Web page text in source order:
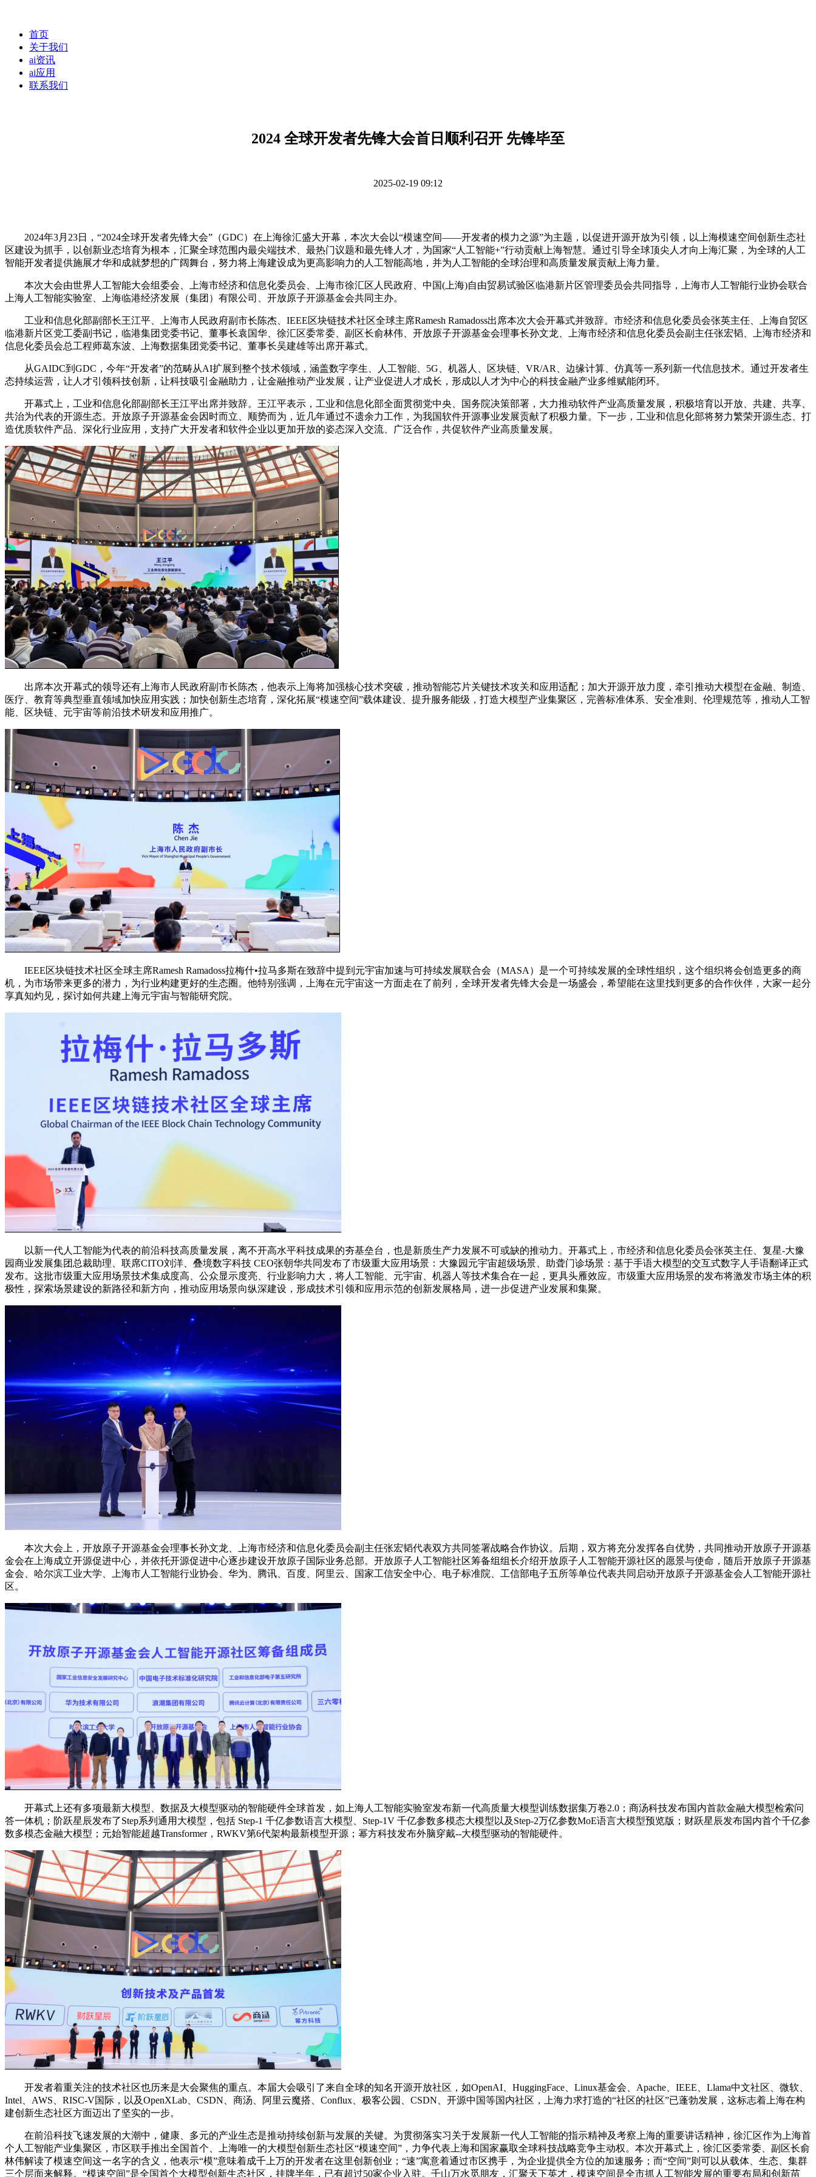
首页
关于我们
ai资讯
ai应用
联系我们
2024 全球开发者先锋大会首日顺利召开 先锋毕至
2025-02-19 09:12
2024年3月23日，“2024全球开发者先锋大会”（GDC）在上海徐汇盛大开幕，本次大会以“模速空间——开发者的模力之源”为主题，以促进开源开放为引领，以上海模速空间创新生态社
区建设为抓手，以创新业态培育为根本，汇聚全球范围内最尖端技术、最热门议题和最先锋人才，为国家“人工智能+”行动贡献上海智慧。通过引导全球顶尖人才向上海汇聚，为全球的人工
智能开发者提供施展才华和成就梦想的广阔舞台，努力将上海建设成为更高影响力的人工智能高地，并为人工智能的全球治理和高质量发展贡献上海力量。
本次大会由世界人工智能大会组委会、上海市经济和信息化委员会、上海市徐汇区人民政府、中国(上海)自由贸易试验区临港新片区管理委员会共同指导，上海市人工智能行业协会联合
上海人工智能实验室、上海临港经济发展（集团）有限公司、开放原子开源基金会共同主办。
工业和信息化部副部长王江平、上海市人民政府副市长陈杰、IEEE区块链技术社区全球主席Ramesh Ramadoss出席本次大会开幕式并致辞。市经济和信息化委员会张英主任、上海自贸区
临港新片区党工委副书记，临港集团党委书记、董事长袁国华、徐汇区委常委、副区长俞林伟、开放原子开源基金会理事长孙文龙、上海市经济和信息化委员会副主任张宏韬、上海市经济和
信息化委员会总工程师葛东波、上海数据集团党委书记、董事长吴建雄等出席开幕式。
从GAIDC到GDC，今年“开发者”的范畴从AI扩展到整个技术领域，涵盖数字孪生、人工智能、5G、机器人、区块链、VR/AR、边缘计算、仿真等一系列新一代信息技术。通过开发者生
态持续运营，让人才引领科技创新，让科技吸引金融助力，让金融推动产业发展，让产业促进人才成长，形成以人才为中心的科技金融产业多维赋能闭环。
开幕式上，工业和信息化部副部长王江平出席并致辞。王江平表示，工业和信息化部全面贯彻党中央、国务院决策部署，大力推动软件产业高质量发展，积极培育以开放、共建、共享、
共治为代表的开源生态。开放原子开源基金会因时而立、顺势而为，近几年通过不遗余力工作，为我国软件开源事业发展贡献了积极力量。下一步，工业和信息化部将努力繁荣开源生态、打
造优质软件产品、深化行业应用，支持广大开发者和软件企业以更加开放的姿态深入交流、广泛合作，共促软件产业高质量发展。
出席本次开幕式的领导还有上海市人民政府副市长陈杰，他表示上海将加强核心技术突破，推动智能芯片关键技术攻关和应用适配；加大开源开放力度，牵引推动大模型在金融、制造、
医疗、教育等典型垂直领域加快应用实践；加快创新生态培育，深化拓展“模速空间”载体建设、提升服务能级，打造大模型产业集聚区，完善标准体系、安全准则、伦理规范等，推动人工智
能、区块链、元宇宙等前沿技术研发和应用推广。
IEEE区块链技术社区全球主席Ramesh Ramadoss拉梅什•拉马多斯在致辞中提到元宇宙加速与可持续发展联合会（MASA）是一个可持续发展的全球性组织，这个组织将会创造更多的商
机，为市场带来更多的潜力，为行业构建更好的生态圈。他特别强调，上海在元宇宙这一方面走在了前列，全球开发者先锋大会是一场盛会，希望能在这里找到更多的合作伙伴，大家一起分
享真知灼见，探讨如何共建上海元宇宙与智能研究院。
以新一代人工智能为代表的前沿科技高质量发展，离不开高水平科技成果的夯基垒台，也是新质生产力发展不可或缺的推动力。开幕式上，市经济和信息化委员会张英主任、复星-大豫
园商业发展集团总裁助理、联席CITO刘洋、叠境数字科技 CEO张朝华共同发布了市级重大应用场景：大豫园元宇宙超级场景、助聋门诊场景：基于手语大模型的交互式数字人手语翻译正式
发布。这批市级重大应用场景技术集成度高、公众显示度亮、行业影响力大，将人工智能、元宇宙、机器人等技术集合在一起，更具头雁效应。市级重大应用场景的发布将激发市场主体的积
极性，探索场景建设的新路径和新方向，推动应用场景向纵深建设，形成技术引领和应用示范的创新发展格局，进一步促进产业发展和集聚。
本次大会上，开放原子开源基金会理事长孙文龙、上海市经济和信息化委员会副主任张宏韬代表双方共同签署战略合作协议。后期，双方将充分发挥各自优势，共同推动开放原子开源基
金会在上海成立开源促进中心，并依托开源促进中心逐步建设开放原子国际业务总部。开放原子人工智能社区筹备组组长介绍开放原子人工智能开源社区的愿景与使命，随后开放原子开源基
金会、哈尔滨工业大学、上海市人工智能行业协会、华为、腾讯、百度、阿里云、国家工信安全中心、电子标准院、工信部电子五所等单位代表共同启动开放原子开源基金会人工智能开源社
区。
开幕式上还有多项最新大模型、数据及大模型驱动的智能硬件全球首发，如上海人工智能实验室发布新一代高质量大模型训练数据集万卷2.0；商汤科技发布国内首款金融大模型检索问
答一体机；阶跃星辰发布了Step系列通用大模型，包括 Step-1 千亿参数语言大模型、Step-1V 千亿参数多模态大模型以及Step-2万亿参数MoE语言大模型预览版；财跃星辰发布国内首个千亿参
数多模态金融大模型；元始智能超越Transformer，RWKV第6代架构最新模型开源；幂方科技发布外脑穿戴--大模型驱动的智能硬件。
开发者着重关注的技术社区也历来是大会聚焦的重点。本届大会吸引了来自全球的知名开源开放社区，如OpenAI、HuggingFace、Linux基金会、Apache、IEEE、Llama中文社区、微软、
Intel、AWS、RISC-V国际，以及OpenXLab、CSDN、商汤、阿里云魔搭、Conflux、极客公园、CSDN、开源中国等国内社区，上海力求打造的“社区的社区”已蓬勃发展，这标志着上海在构
建创新生态社区方面迈出了坚实的一步。
在前沿科技飞速发展的大潮中，健康、多元的产业生态是推动持续创新与发展的关键。为贯彻落实习关于发展新一代人工智能的指示精神及考察上海的重要讲话精神，徐汇区作为上海首
个人工智能产业集聚区，市区联手推出全国首个、上海唯一的大模型创新生态社区“模速空间”，力争代表上海和国家赢取全球科技战略竞争主动权。本次开幕式上，徐汇区委常委、副区长俞
林伟解读了模速空间这一名字的含义，他表示“模”意味着成千上万的开发者在这里创新创业；“速”寓意着通过市区携手，为企业提供全方位的加速服务；而“空间”则可以从载体、生态、集群
三个层面来解释。“模速空间”是全国首个大模型创新生态社区，挂牌半年，已有超过50家企业入驻。千山万水觅朋友，汇聚天下英才，模速空间是全市抓人工智能发展的重要布局和创新苗